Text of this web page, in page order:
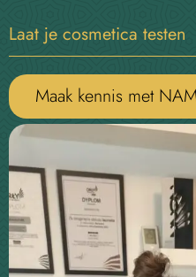
Laat je cosmetica testen
Maak kennis met